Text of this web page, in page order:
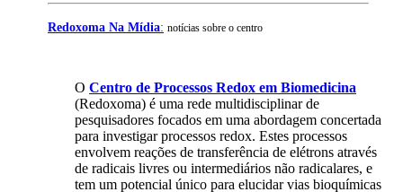
Redoxoma Na Mídia: notícias sobre o centro
O Centro de Processos Redox em Biomedicina
(Redoxoma) é uma rede multidisciplinar de
pesquisadores focados em uma abordagem concertada
para investigar processos redox. Estes processos
envolvem reações de transferência de elétrons através
de radicais livres ou intermediários não radicalares, e
tem um potencial único para elucidar vias bioquímicas